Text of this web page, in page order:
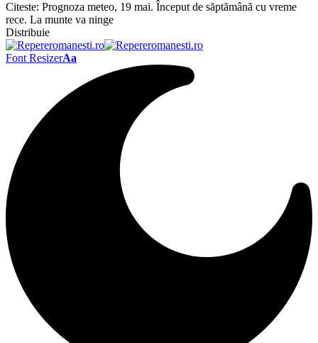
Citeste: Prognoza meteo, 19 mai. Început de săptămână cu vreme
rece. La munte va ninge
Distribuie
Font ResizerAa